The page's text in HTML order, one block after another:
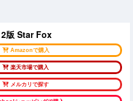
版 Star Fox
Amazonで購入
楽天市場で購入
メルカリで探す